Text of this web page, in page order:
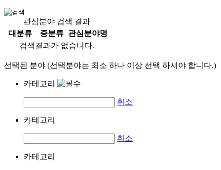
관심분야 검색 결과
대분류
중분류
관심분야명
검색결과가 없습니다.
선택된 분야 (선택분야는 최소 하나 이상 선택 하셔야 합니다.)
카테고리
취소
카테고리
취소
카테고리